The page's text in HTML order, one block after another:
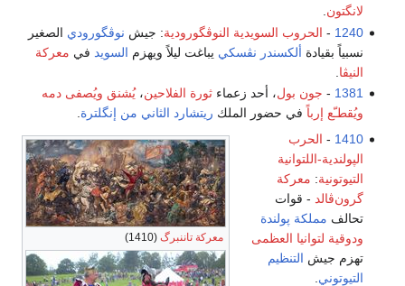
لانگتون
1240
- الحروب السويدية النوڤگورودية: جيش نوڤگورودي الصغير
نسبياً بقيادة ألكسندر نڤسكي يباغت ليلاً ويهزم السويد في معركة
النيڤا
1381
- جون بول، أحد زعماءثورة الفلاحين،يُشنق ويُصفى دمه
ويُقطـّع إرباً في حضور الملك ريتشارد الثاني من إنگلترة
معركة تاننبرگ (1410)
1410
- الحرب
الپولندية-اللتوانية
التيوتونية: معركة
گرون‌ڤالد - قوات
تحالف مملكة پولندة
ودوقية لتوانيا العظمى
تهزم جيش التنظيم
التيوتوني